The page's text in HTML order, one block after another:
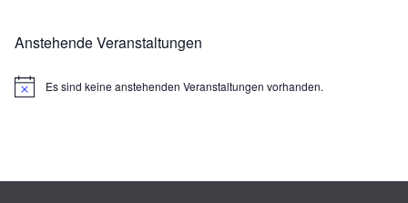
Anstehende Veranstaltungen
H
s
Es sind keine anstehenden Veranstaltungen vorhanden.